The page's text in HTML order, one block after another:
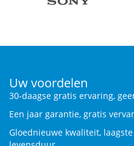
Uw voordelen
30-daagse gratis ervaring,
Een jaar garantie, gratis
Gloednieuwe kwaliteit,